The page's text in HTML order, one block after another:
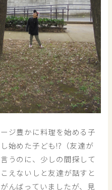
ジ豊かに料理を始める子
始めた子ども!?（友達が
うのに、少しの間探して
えないしと友達が話すと
んばっていましたが、見